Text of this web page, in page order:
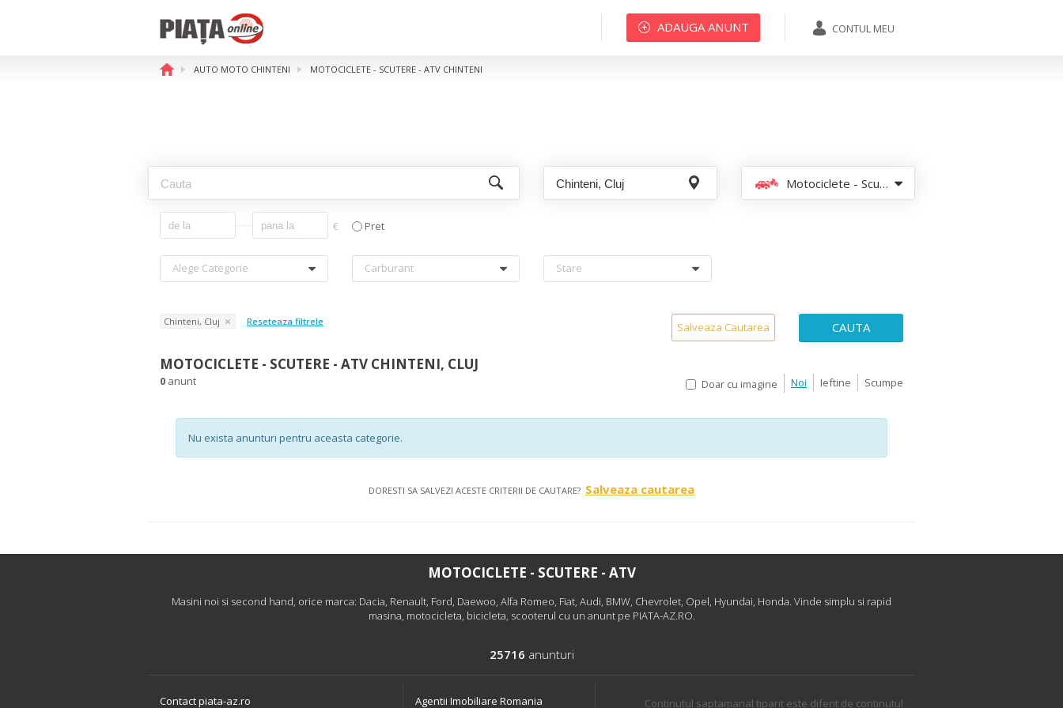
CONTUL MEU
ADAUGA ANUNT
AUTO MOTO CHINTENI MOTOCICLETE - SCUTERE - ATV CHINTENI
Motociclete - Scutere - ATV
€ Pret
Alege Categorie Carburant Stare
Chinteni, Cluj Reseteaza filtrele Salveaza Cautarea CAUTA
MOTOCICLETE - SCUTERE - ATV CHINTENI, CLUJ
0 anunt Doar cu imagine Noi Ieftine Scumpe
Nu exista anunturi pentru aceasta categorie.
DORESTI SA SALVEZI ACESTE CRITERII DE CAUTARE? Salveaza cautarea
MOTOCICLETE - SCUTERE - ATV
Masini noi si second hand, orice marca: Dacia, Renault, Ford, Daewoo, Alfa Romeo, Fiat, Audi, BMW, Chevrolet, Opel, Hyundai, Honda. Vinde simplu si rapid
masina, motocicleta, bicicleta, scooterul cu un anunt pe PIATA-AZ.RO.
25716 anunturi
Contact piata-az.ro Agentii Imobiliare Romania Continutul saptamanal tiparit este diferit de continutul